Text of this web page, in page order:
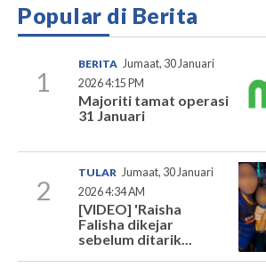
Popular di Berita
1
BERITA Jumaat, 30 Januari
2026 4:15 PM
Majoriti tamat operasi
31 Januari
2
TULAR Jumaat, 30 Januari
2026 4:34 AM
[VIDEO] 'Raisha
Falisha dikejar
sebelum ditarik...